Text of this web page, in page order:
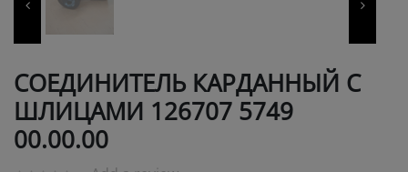
СОЕДИНИТЕЛЬ КАРДАННЫЙ С
ШЛИЦАМИ 126707 5749
00.00.00